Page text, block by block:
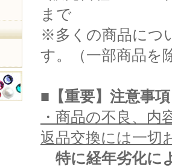
まで
※多くの商品につ
す。（一部商品を
■【重要】注意事項
・商品の不良、
返品交換には一切
特に経年劣化に